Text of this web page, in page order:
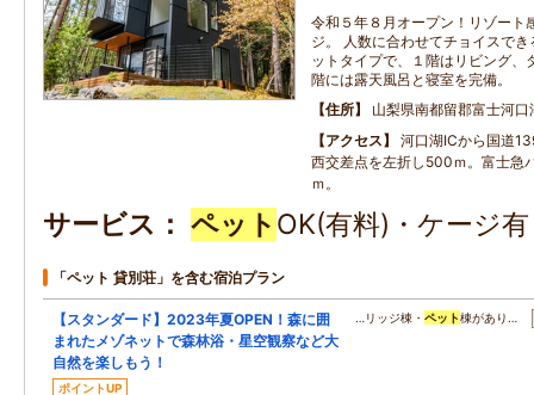
令和５年８月オープン！リゾート
ジ。 人数に合わせてチョイスで
ットタイプで、１階はリビング、
階には露天風呂と寝室を完備。
住所
山梨県南都留郡富士河
アクセス
河口湖ICから国道
西交差点を左折し500ｍ。富士急
ｍ。
サービス ペット OK(有料)・ケージ
「ペット 貸別荘」を含む宿泊プラン
【スタンダード】2023年夏OPEN！森に囲
まれたメゾネットで森林浴・星空観察など大
自然を楽しもう！
ポイントUP
…リッジ棟・ ペット棟があり…